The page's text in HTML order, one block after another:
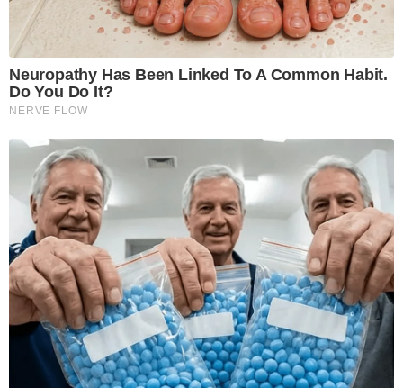
Neuropathy Has Been Linked To A Common Habit.
Do You Do It?
NERVE FLOW